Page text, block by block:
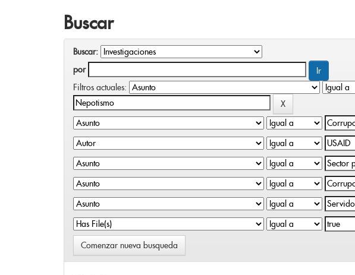
Buscar
Buscar:
por
Filtros actuales:
Comenzar nueva busqueda